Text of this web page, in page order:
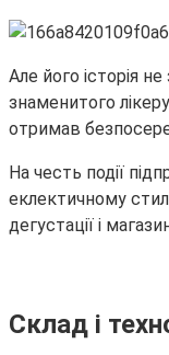
Але його історія
знаменитого
отримав
На честь події
еклектичному
дегустації і
Склад і